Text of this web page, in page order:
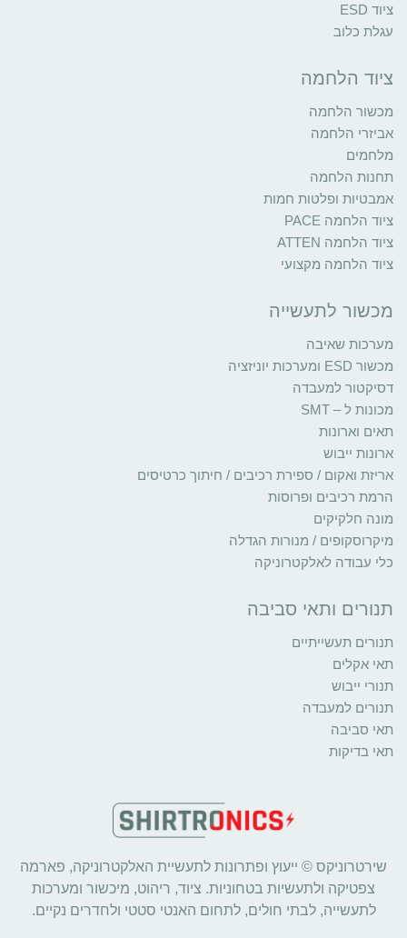
ציוד ESD
עגלת כלוב
ציוד הלחמה
מכשור הלחמה
אביזרי הלחמה
מלחמים
תחנות הלחמה
אמבטיות ופלטות חמות
ציוד הלחמה PACE
ציוד הלחמה ATTEN
ציוד הלחמה מקצועי
מכשור לתעשייה
מערכות שאיבה
מכשור ESD ומערכות יוניזציה
דסיקטור למעבדה
מכונות ל – SMT
תאים וארונות
ארונות ייבוש
אריזת ואקום / ספירת רכיבים / חיתוך כרטיסים
הרמת רכיבים ופרוסות
מונה חלקיקים
מיקרוסקופים / מנורות הגדלה
כלי עבודה לאלקטרוניקה
תנורים ותאי סביבה
תנורים תעשייתיים
תאי אקלים
תנורי ייבוש
תנורים למעבדה
תאי סביבה
תאי בדיקות
שירטרוניקס © ייעוץ ופתרונות לתעשיית האלקטרוניקה, פארמה
צפטיקה ולתעשיות בטחוניות. ציוד, ריהוט, מיכשור ומערכות
לתעשייה, לבתי חולים, לתחום האנטי סטטי ולחדרים נקיים.